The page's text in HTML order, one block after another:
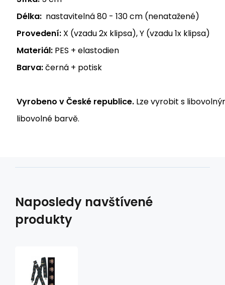
Délka: nastavitelná 80 - 130 cm (nenatažené)
Provedení: X (vzadu 2x klipsa), Y (vzadu 1x klipsa)
Materiál: PES + elastodien
Barva:černá + potisk
Vyrobeno v České republice. Lze vyrobit s
libovolné barvě.
Naposledy navštívené
produkty